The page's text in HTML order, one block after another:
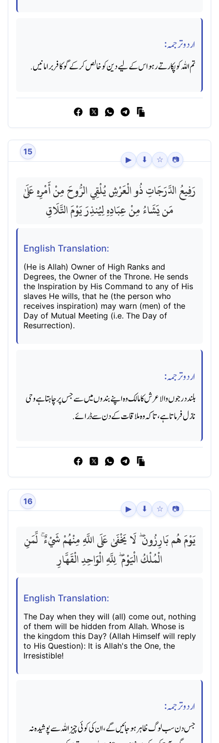
اردو ترجمہ:
تم اللہ کو پکارتے رہو اس کے لیے دین کو خالص کر کے گو کافر برا مانیں.
15
▶ ⬇ ☆ 📷
رَفِيعُ الدَّرَجَاتِ ذُو الْعَرْشِ يُلْقِي الرُّوحَ مِنْ أَمْرِهِ عَلَىٰ
مَن يَشَاءُ مِنْ عِبَادِهِ لِيُنذِرَ يَوْمَ التَّلَاقِ
English Translation:
(He is Allah) Owner of High Ranks and
Degrees, the Owner of the Throne. He sends
the Inspiration by His Command to any of His
slaves He wills, that he (the person who
receives inspiration) may warn (men) of the
Day of Mutual Meeting (i.e. The Day of
Resurrection).
اردو ترجمہ:
بلند درجوں والا عرش کامالک وه اپنے بندوں میں سے جس پر چاہتا ہے وحی
نازل فرماتا ہے ، تاکہ وه ملاقات کے دن سے ڈرائے.
16
▶ ⬇ ☆ 📷
يَوْمَ هُم بَارِزُونَ ۖ لَا يَخْفَىٰ عَلَى اللَّهِ مِنْهُمْ شَيْءٌ ۚ لِّمَنِ
الْمُلْكُ الْيَوْمَ ۖ لِلَّهِ الْوَاحِدِ الْقَهَّارِ
English Translation:
The Day when they will (all) come out, nothing
of them will be hidden from Allah. Whose is
the kingdom this Day? (Allah Himself will reply
to His Question): It is Allah's the One, the
Irresistible!
اردو ترجمہ:
جس دن سب لوگ ظاہر ہو جائیں گے ، ان کی کوئی چیز اللہ سے پوشیده نہ